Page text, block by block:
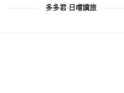
多多君·日嚐讀旅